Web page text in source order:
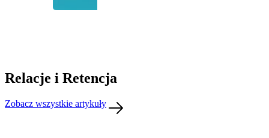
Relacje i Retencja
Zobacz wszystkie artykuły